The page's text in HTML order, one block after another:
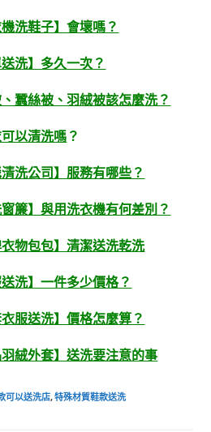
機洗鞋子】會壞嗎？
送洗】多久一次？
蠶絲被、羽絨被該怎麼洗？
以清洗嗎 ？
清洗公司】服務有哪些？
窗簾】與用洗衣機有何差別？
衣物包包】清潔送洗乾洗
送洗】一件多少價格？
衣服送洗】價格怎麼算？
羽絨外套】送洗要注意的事
可以送洗店,特殊材質鞋款送洗